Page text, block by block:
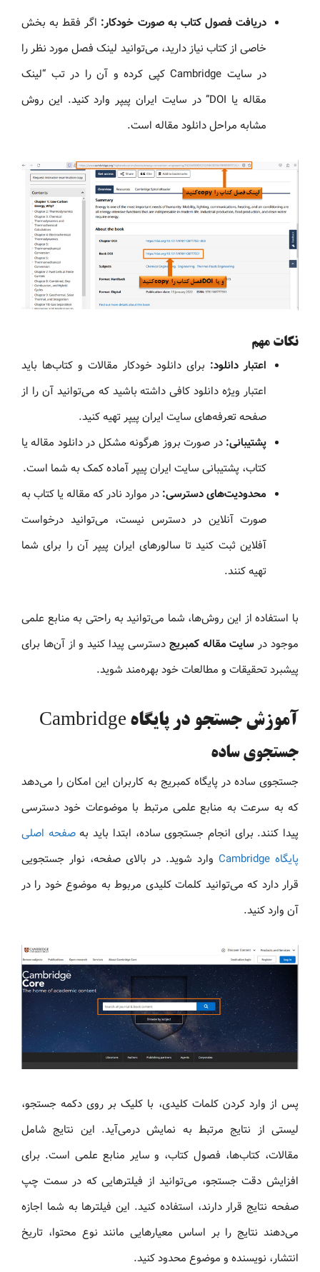
دریافت فصول کتاب به صورت خودکار: اگر فقط به بخش
خاصی از کتاب نیاز دارید، می‌توانید لینک فصل مورد نظر را
در سایت Cambridge کپی کرده و آن را در تب “لینک
مقاله یا DOI” در سایت ایران پیپر وارد کنید. این روش
مشابه مراحل دانلود مقاله است.
نکات مهم
اعتبار دانلود: برای دانلود خودکار مقالات و کتاب‌ها باید
اعتبار ویژه دانلود کافی داشته باشید که می‌توانید آن را از
صفحه تعرفه‌های سایت ایران پیپر تهیه کنید.
پشتیبانی: در صورت بروز هرگونه مشکل در دانلود مقاله یا
کتاب، پشتیبانی سایت ایران پیپر آماده کمک به شما است.
محدودیت‌های دسترسی: در موارد نادر که مقاله یا کتاب به
صورت آنلاین در دسترس نیست، می‌توانید درخواست
آفلاین ثبت کنید تا سالورهای ایران پیپر آن را برای شما
تهیه کنند.
با استفاده از این روش‌ها، شما می‌توانید به راحتی به منابع علمی
موجود در سایت مقاله کمبریج دسترسی پیدا کنید و از آن‌ها برای
پیشبرد تحقیقات و مطالعات خود بهره‌مند شوید.
آموزش جستجو در پایگاه Cambridge
جستجوی ساده
جستجوی ساده در پایگاه کمبریج به کاربران این امکان را می‌دهد
که به سرعت به منابع علمی مرتبط با موضوعات خود دسترسی
پیدا کنند. برای انجام جستجوی ساده، ابتدا باید بهصفحه اصلی
پایگاه Cambridge
وارد شوید. در بالای صفحه، نوار جستجویی
قرار دارد که می‌توانید کلمات کلیدی مربوط به موضوع خود را در
آن وارد کنید.
پس از وارد کردن کلمات کلیدی، با کلیک بر روی دکمه جستجو،
لیستی از نتایج مرتبط به نمایش درمی‌آید. این نتایج شامل
مقالات، کتاب‌ها، فصول کتاب، و سایر منابع علمی است. برای
افزایش دقت جستجو، می‌توانید از فیلترهایی که در سمت چپ
صفحه نتایج قرار دارند، استفاده کنید. این فیلترها به شما اجازه
می‌دهند نتایج را بر اساس معیارهایی مانند نوع محتوا، تاریخ
انتشار، نویسنده و موضوع محدود کنید.